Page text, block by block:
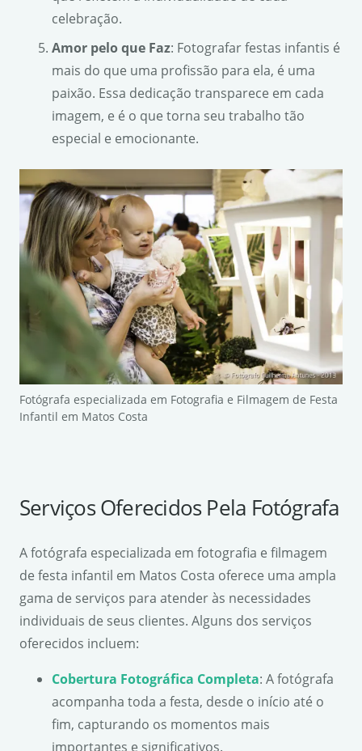
celebração.
Amor pelo que Faz: Fotografar festas infantis é
mais do que uma profissão para ela, é uma
paixão. Essa dedicação transparece em cada
imagem, e é o que torna seu trabalho tão
especial e emocionante.
Fotógrafa especializada em Fotografia e Filmagem de Festa
Infantil em Matos Costa
Serviços Oferecidos Pela Fotógrafa
A fotógrafa especializada em fotografia e filmagem
de festa infantil em Matos Costa oferece uma ampla
gama de serviços para atender às necessidades
individuais de seus clientes. Alguns dos serviços
oferecidos incluem:
Cobertura Fotográfica Completa: A fotógrafa
acompanha toda a festa, desde o início até o
fim, capturando os momentos mais
importantes e significativos.